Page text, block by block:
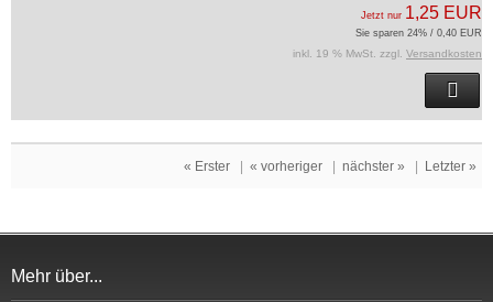
Jetzt nur 1,25 EUR
Sie sparen 24% / 0,40 EUR
inkl. 19 % MwSt. zzgl. Versandkosten
« Erster | « vorheriger | nächster » | Letzter »
Mehr über...